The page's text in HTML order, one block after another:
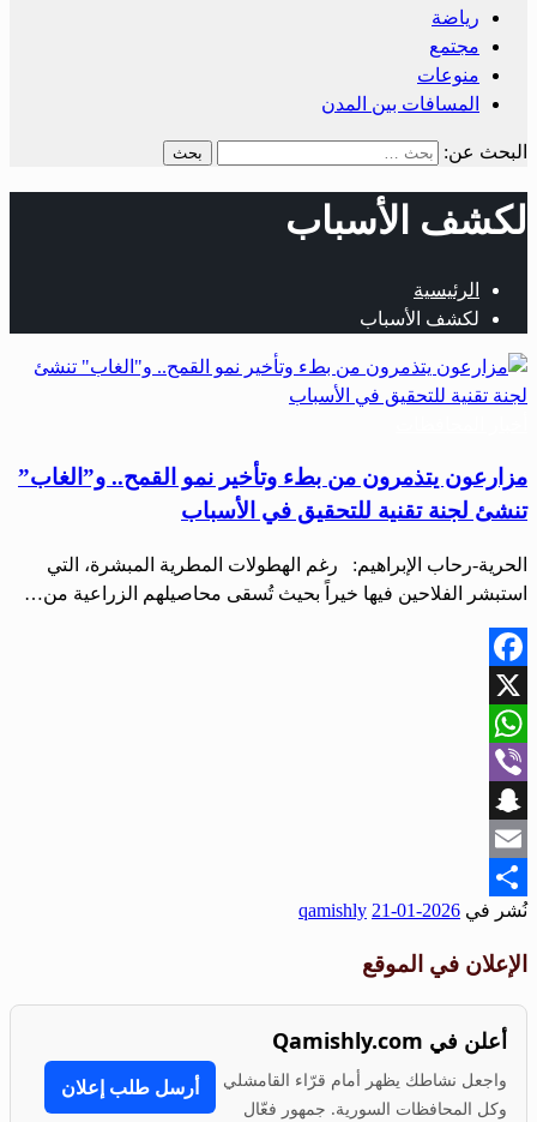
رياضة
مجتمع
منوعات
المسافات بين المدن
البحث عن:
لكشف الأسباب
الرئيسية
لكشف الأسباب
مزارعون يتذمرون من بطء وتأخير نمو القمح.. و”الغاب”
تنشئ لجنة تقنية للتحقيق في الأسباب
الحرية-رحاب الإبراهيم: رغم الهطولات المطرية المبشرة، التي
استبشر الفلاحين فيها خيراً بحيث تُسقى محاصيلهم الزراعية من…
Facebook
X
WhatsApp
Viber
Snapchat
Email
Share
نُشر في 2026-01-21
qamishly
الإعلان في الموقع
أعلن في Qamishly.com
واجعل نشاطك يظهر أمام قرّاء القامشلي
وكل المحافظات السورية. جمهور فعّال
أرسل طلب إعلان